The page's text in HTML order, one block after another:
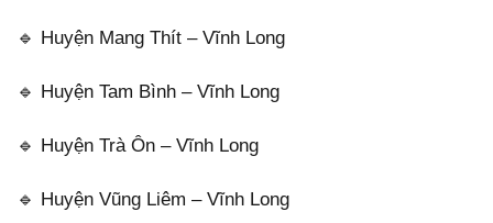
🔹 Huyện Mang Thít – Vĩnh Long
🔹 Huyện Tam Bình – Vĩnh Long
🔹 Huyện Trà Ôn – Vĩnh Long
🔹 Huyện Vũng Liêm – Vĩnh Long